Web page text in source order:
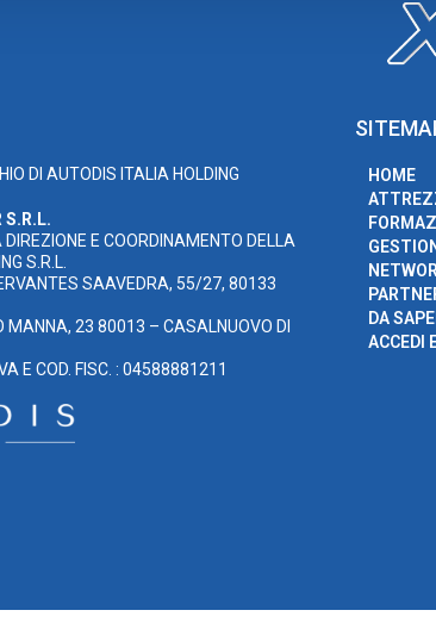
DI AUTODIS ITALIA HOLDING
S.R.L.
E COORDINAMENTO DELLA
S.R.L.
SAAVEDRA, 55/27, 80133
MANNA, 23 80013 – CASALNUOVO DI
E COD. FISC. : 04588881211
HOME
DA
ACCEDI